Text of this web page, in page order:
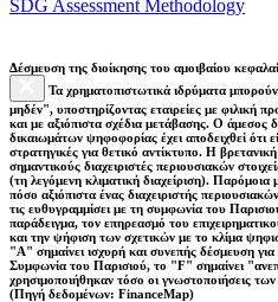
SDG Assessment Methodology
Δέσμευση της διοίκησης του αμοιβαίου
Τα χρηματοπιστωτικά ιδρύματα
μηδέν", υποστηρίζοντας εταιρείες με φιλική
και με αξιόπιστα σχέδια μετάβασης. Ο άμεσος
δικαιωμάτων ψηφοφορίας έχει αποδειχθεί ότι
στρατηγικές για θετικό αντίκτυπο. Η
σημαντικούς διαχειριστές περιουσιακών
(τη λεγόμενη κλιματική διαχείριση). Παρόμοια
πόσο αξιόπιστα ένας διαχειριστής
τις ευθυγραμμίσει με τη συμφωνία του
παράδειγμα, τον επηρεασμό του
και την ψήφιση των σχετικών με το κλίμα
"Α" σημαίνει ισχυρή και συνεπής δέσμευση
Συμφωνία του Παρισιού, το "F" σημαίνει
χρησιμοποιήθηκαν τόσο οι γνωστοποιήσεις
(Πηγή δεδομένων: FinanceMap)